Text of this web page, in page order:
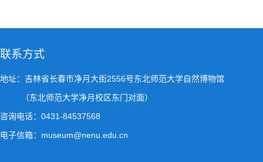
联系方式
地址：吉林省长春市净月大街2556号东北师范大学自然博物馆
（东北师范大学净月校区东门对面）
咨询电话：0431-84537568
电子信箱：museum@nenu.edu.cn